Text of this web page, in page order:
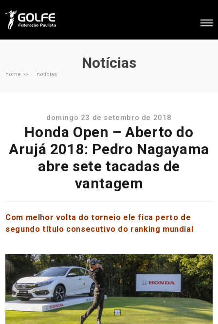
Notícias
home >> notícias
domingo 23 de setembro de 2018
Honda Open – Aberto do
Arujá 2018: Pedro Nagayama
abre sete tacadas de
vantagem
Com melhor volta do torneio ele fica perto de
segundo título consecutivo do ranking mundial